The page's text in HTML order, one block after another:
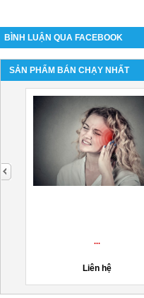
BÌNH LUẬN QUA FACEBOOK
SẢN PHẨM BÁN CHẠY NHẤT
...
Liên hệ
next